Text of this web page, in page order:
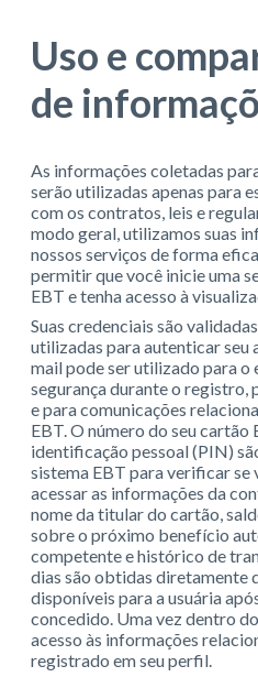
Uso e
de
As informações coletadas
serão utilizadas apenas para
com os contratos, leis e
modo geral, utilizamos suas
nossos serviços de forma
permitir que você inicie uma
EBT e tenha acesso à
Suas credenciais são
utilizadas para autenticar seu
mail pode ser utilizado para o
segurança durante o registro,
e para comunicações
EBT. O número do seu cartão
identificação pessoal (PIN)
sistema EBT para verificar se
acessar as informações da
nome da titular do cartão,
sobre o próximo benefício
competente e histórico de
dias são obtidas diretamente
disponíveis para a usuária
concedido. Uma vez dentro
acesso às informações
registrado em seu perfil.